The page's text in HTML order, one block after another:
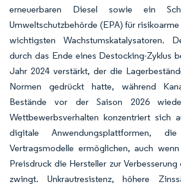
erneuerbaren Diesel sowie ein
Umweltschutzbehörde (EPA) für
wichtigsten Wachstumskatalysatoren.
durch das Ende eines Destocking-Zyklus
Jahr 2024 verstärkt, der die
Normen gedrückt hatte, während
Bestände vor der Saison 2026
Wettbewerbsverhalten konzentriert sich
digitale Anwendungsplattformen, die
Vertragsmodelle ermöglichen, auch
Preisdruck die Hersteller zur
zwingt. Unkrautresistenz, höhere